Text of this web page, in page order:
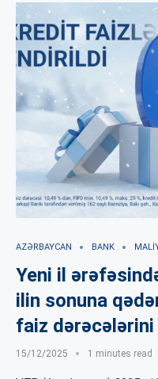
AZƏRBAYCAN BANK
Yeni il
ilin sonuna
faiz
15/12/2025 1 minutes read